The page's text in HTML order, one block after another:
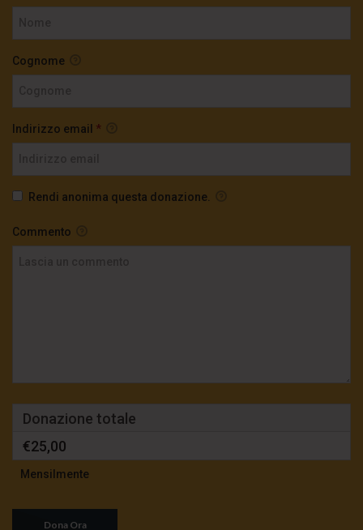
Cognome
Indirizzo email *
Rendi anonima questa donazione.
Commento
Donazione totale
€25,00
Mensilmente